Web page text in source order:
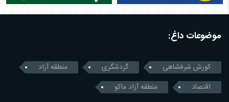
موضوعات داغ:
کورش شرفشاهی گردشگری
منطقه آزاد
اقتصاد
منطقه آزاد ماکو